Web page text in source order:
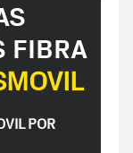
FIBRA
POR